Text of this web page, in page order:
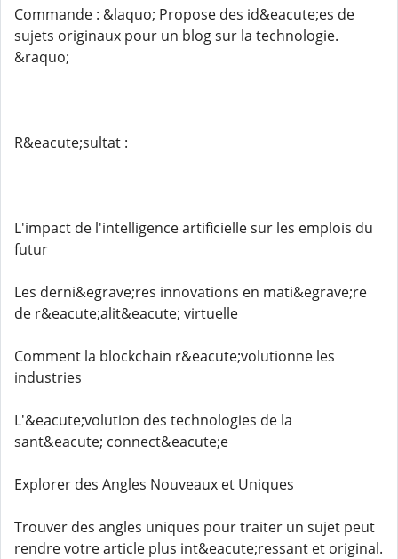
Commande : &laquo; Propose des id&eacute;es de
sujets originaux pour un blog sur la technologie.
&raquo;
R&eacute;sultat :
L'impact de l'intelligence artificielle sur les emplois du
futur
Les derni&egrave;res innovations en mati&egrave;re
de r&eacute;alit&eacute; virtuelle
Comment la blockchain r&eacute;volutionne les
industries
L'&eacute;volution des technologies de la
sant&eacute; connect&eacute;e
Explorer des Angles Nouveaux et Uniques
Trouver des angles uniques pour traiter un sujet peut
rendre votre article plus int&eacute;ressant et original.